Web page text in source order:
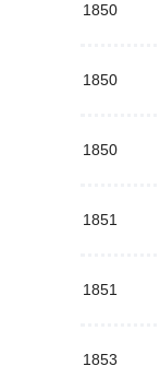
1850
1850
1850
1851
1851
1853